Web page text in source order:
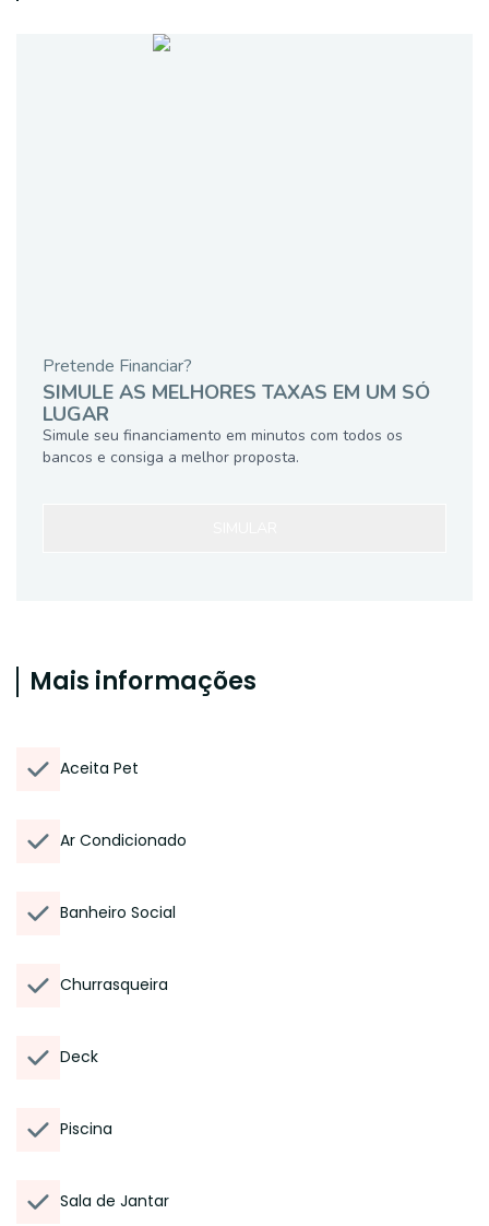
Pretende Financiar?
SIMULE AS MELHORES TAXAS EM UM SÓ
LUGAR
Simule seu financiamento em minutos com todos os
bancos e consiga a melhor proposta.
Mais informações
Aceita Pet
Ar Condicionado
Banheiro Social
Churrasqueira
Deck
Piscina
Sala de Jantar